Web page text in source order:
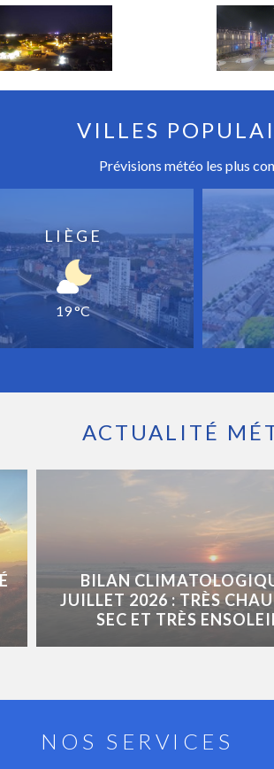
VILLES
Prévisions météo les plus
LIÈGE
19 °C
ACTUALITÉ
BILAN
JUILLET 2026 : TRÈS
SEC ET TRÈS
NOS SERVICES